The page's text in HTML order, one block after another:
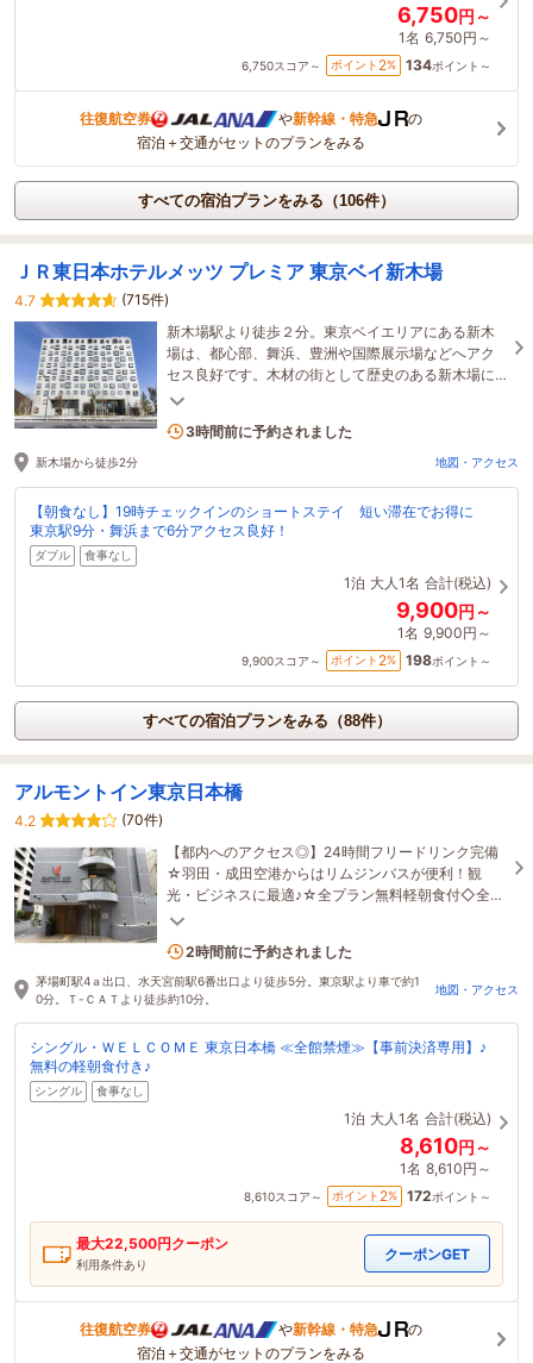
6,750円～
1名 6,750円～
6,750スコア～ ポイント 2% 134ポイント～
往復航空券 や新幹線・特急
の
宿泊＋交通がセットのプランをみる
すべての宿泊プランをみる（106件）
ＪＲ東日本ホテルメッツ プレミア 東京ベイ新木場
4.7
(715件)
新木場駅より徒歩２分。東京ベイエリアにある新木
場は、都心部、舞浜、豊洲や国際展示場などへアク
セス良好です。木材の街として歴史のある新木場に
ちなみ、木のあたたかみを感じていただける上質な
4名がこの宿を見ています
新木場から徒歩2分 地図・アクセス
【朝食なし】19時チェックインのショートステイ 短い滞在でお得に
東京駅9分・舞浜まで6分アクセス良好！
ダブル 食事なし
1泊 大人1名 合計(税込)
9,900円～
1名 9,900円～
9,900スコア～ ポイント 2% 198ポイント～
すべての宿泊プランをみる（88件）
アルモントイン東京日本橋
4.2
(70件)
【都内へのアクセス◎】24時間フリードリンク完備
☆羽田・成田空港からはリムジンバスが便利！観
光・ビジネスに最適♪☆全プラン無料軽朝食付◇全館
禁煙◇全室Wi-Fi完備◇空気清浄加湿器完備☆
5名がこの宿を見ています
2時間前に予約されました
茅場町駅4ａ出口、水天宮前駅6番出口より徒歩5分。東京駅より車で約1
0分。Ｔ-ＣＡＴより徒歩約10分。
地図・アクセス
シングル・ＷＥＬＣＯＭＥ 東京日本橋 ≪全館禁煙≫【事前決済専用】♪
無料の軽朝食付き♪
シングル 食事なし
1泊 大人1名 合計(税込)
8,610円～
1名 8,610円～
8,610スコア～ ポイント 2% 172ポイント～
最大22,500円クーポン
利用条件あり
クーポンGET
往復航空券 や新幹線・特急
の
宿泊＋交通がセットのプランをみる